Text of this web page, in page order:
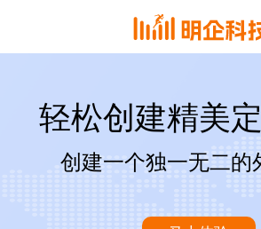
轻松创建精美
创建一个独一无二的